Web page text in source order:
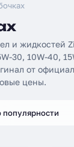
и жидкостей
30, 10W-40,
от
цены.
популярности